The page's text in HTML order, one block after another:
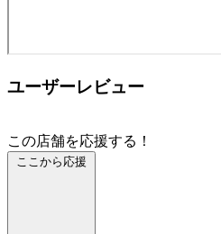
ユーザーレビュー
この店舗を応援する！
ここから応援